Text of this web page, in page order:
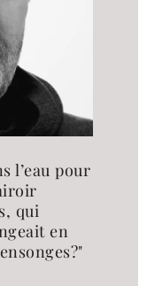
l’eau pour
qui
en